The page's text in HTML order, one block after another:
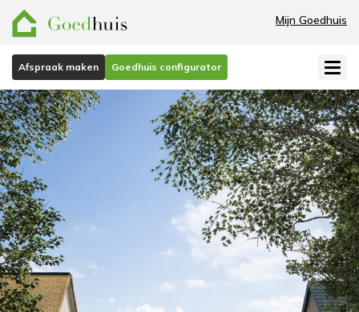
Mijn Goedhuis
Afspraak maken Goedhuis configurator